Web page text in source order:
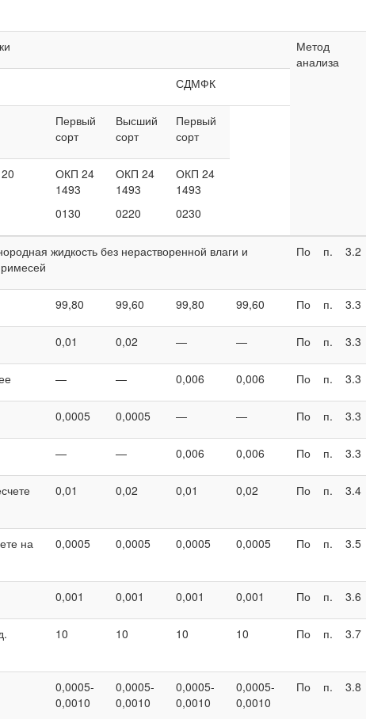
Метод
анализа
СДМФК
Первый
сорт
Высший
сорт
Первый
сорт
ОКП 24
1493
0130
ОКП 24
1493
0220
ОКП 24
1493
0230
жидкость без нерастворенной влаги и
По п. 3.2
99,80 99,60 99,80 99,60 По п. 3.3
0,01 0,02 — — По п. 3.3
— — 0,006 0,006 По п. 3.3
0,0005 0,0005 — — По п. 3.3
— — 0,006 0,006 По п. 3.3
0,01 0,02 0,01 0,02 По п. 3.4
на
0,0005 0,0005 0,0005 0,0005 По п. 3.5
0,001 0,001 0,001 0,001 По п. 3.6
10 10 10 10 По п. 3.7
0,0005-
0,0010
0,0005-
0,0010
0,0005-
0,0010
0,0005-
0,0010
По п. 3.8